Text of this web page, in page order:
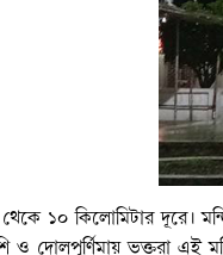
১০ কিলোমিটার দূরে।
ও দোলপূর্ণিমায় ভক্তরা এই